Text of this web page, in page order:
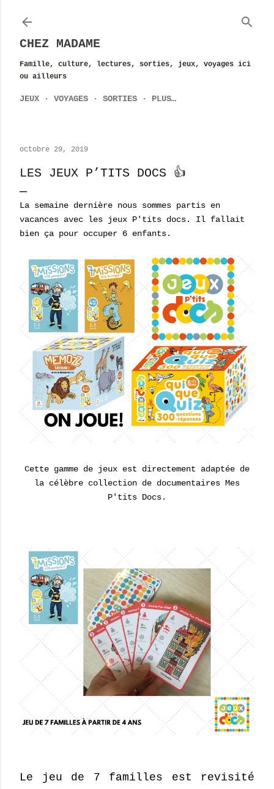
CHEZ MADAME
Famille, culture, lectures, sorties, jeux, voyages ici
ou ailleurs
JEUX VOYAGES SORTIES PLUS…
octobre 29, 2019
LES JEUX P’TITS DOCS 👍
La semaine dernière nous sommes partis en
vacances avec les jeux P'tits docs. Il fallait
bien ça pour occuper 6 enfants.
Cette gamme de jeux est directement adaptée de
la célèbre collection de documentaires Mes
P'tits Docs.
Le jeu de 7 familles est revisité